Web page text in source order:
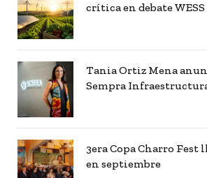
crítica en debate WESS
Tania Ortiz Mena
Sempra
3era Copa Charro Fest
en septiembre